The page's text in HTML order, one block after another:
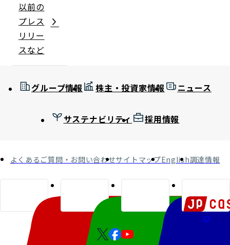
以前の
プレス
リリー
スなど
グループ情報 株主・投資家情報 ニュース
サステナビリティ 採用情報
よくあるご質問・お問い合わせサイトマップEnglish調達情報